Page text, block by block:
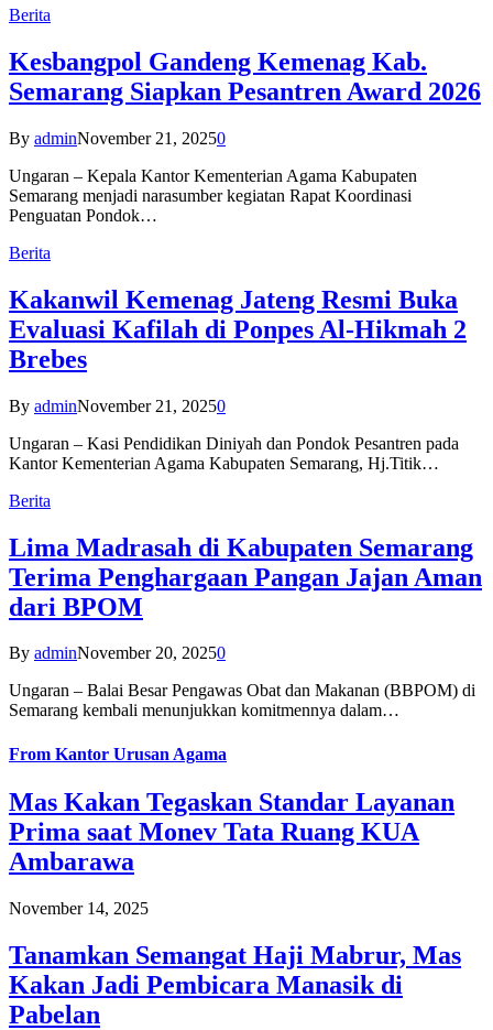
Berita
Kesbangpol Gandeng Kemenag Kab.
Semarang Siapkan Pesantren Award 2026
By adminNovember 21, 20250
Ungaran – Kepala Kantor Kementerian Agama Kabupaten
Semarang menjadi narasumber kegiatan Rapat Koordinasi
Penguatan Pondok…
Berita
Kakanwil Kemenag Jateng Resmi Buka
Evaluasi Kafilah di Ponpes Al-Hikmah 2
Brebes
By adminNovember 21, 20250
Ungaran – Kasi Pendidikan Diniyah dan Pondok Pesantren pada
Kantor Kementerian Agama Kabupaten Semarang, Hj.Titik…
Berita
Lima Madrasah di Kabupaten Semarang
Terima Penghargaan Pangan Jajan Aman
dari BPOM
By adminNovember 20, 20250
Ungaran – Balai Besar Pengawas Obat dan Makanan (BBPOM) di
Semarang kembali menunjukkan komitmennya dalam…
From Kantor Urusan Agama
Mas Kakan Tegaskan Standar Layanan
Prima saat Monev Tata Ruang KUA
Ambarawa
November 14, 2025
Tanamkan Semangat Haji Mabrur, Mas
Kakan Jadi Pembicara Manasik di
Pabelan